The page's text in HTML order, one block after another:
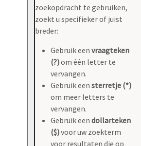
zoekopdracht te gebruiken,
zoekt u specifieker of juist
breder:
Gebruik een vraagteken
(?)om één letter te
vervangen.
Gebruik een sterretje (*)
om meer letters te
vervangen.
Gebruik een dollarteken
($)voor uw zoekterm
voor resultaten die op